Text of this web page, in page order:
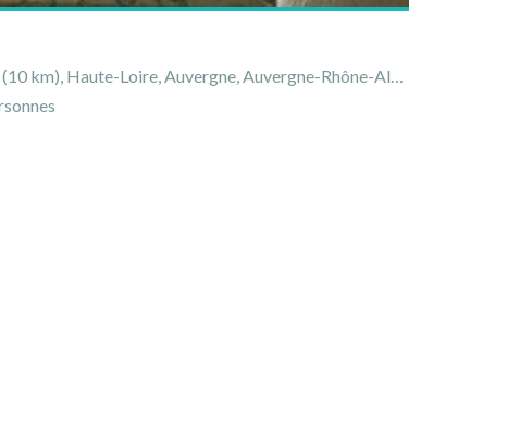
Haute-Loire, Auvergne, Auvergne-Rhône-Alpes, France